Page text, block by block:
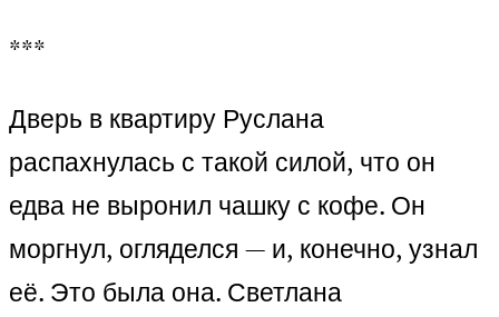
***
Дверь в квартиру Руслана
распахнулась с такой силой, что он
едва не выронил чашку с кофе. Он
моргнул, огляделся — и, конечно, узнал
её. Это была она. Светлана